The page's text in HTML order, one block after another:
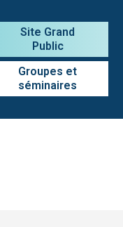
Site Grand
Public
Groupes et
séminaires